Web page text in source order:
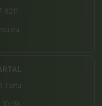
8211
Tartu
10-19